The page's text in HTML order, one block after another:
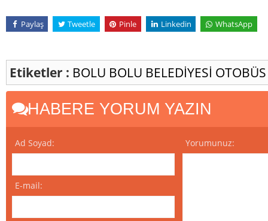
Paylaş Tweetle Pinle Linkedin WhatsApp
Etiketler : BOLU BOLU BELEDİYESİ
HABERE YORUM YAZIN
Ad Soyad:
E-mail:
Yorumunuz: